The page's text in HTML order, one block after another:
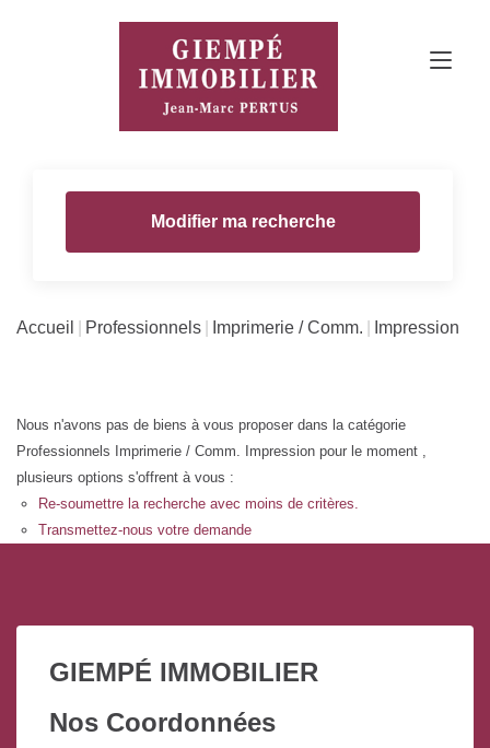
Modifier ma recherche
Accueil Professionnels Imprimerie / Comm. Impression
Nous n'avons pas de biens à vous proposer dans la catégorie
Professionnels Imprimerie / Comm. Impression pour le moment ,
plusieurs options s'offrent à vous :
Re-soumettre la recherche avec moins de critères.
Transmettez-nous votre demande
GIEMPÉ IMMOBILIER
Nos Coordonnées